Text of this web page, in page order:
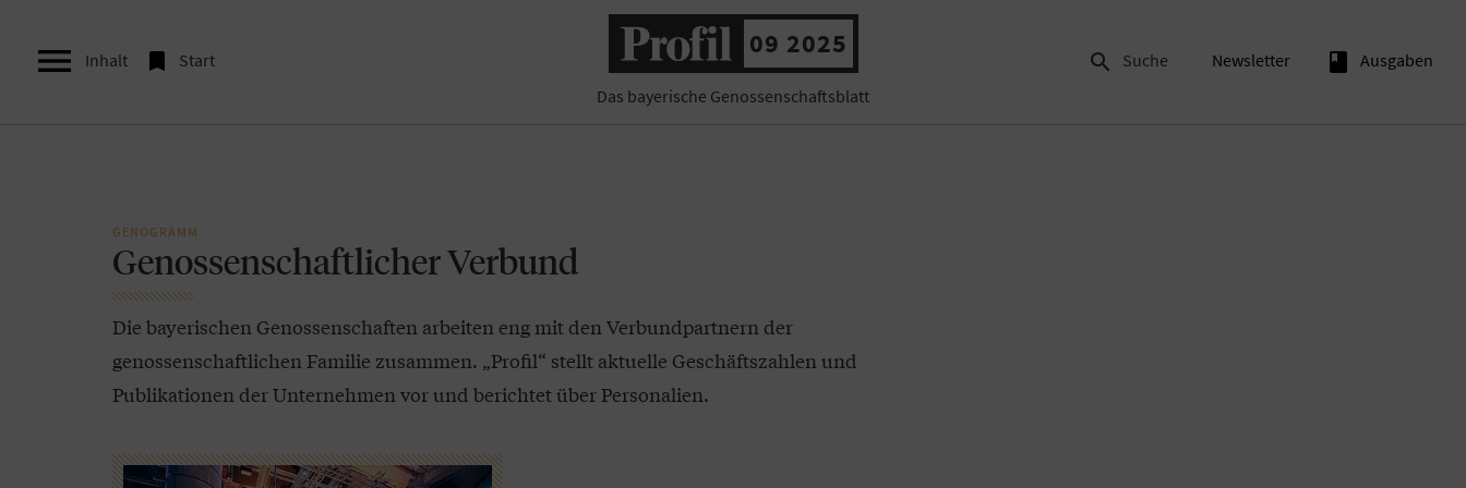
 Inhalt  Start
09 2025
Das bayerische Genossenschaftsblatt
 Suche Newsletter book Ausgaben
GENOGRAMM
Genossenschaftlicher Verbund
Die bayerischen Genossenschaften arbeiten eng mit den Verbundpartnern der
genossenschaftlichen Familie zusammen. „Profil“ stellt aktuelle Geschäftszahlen und
Publikationen der Unternehmen vor und berichtet über Personalien.